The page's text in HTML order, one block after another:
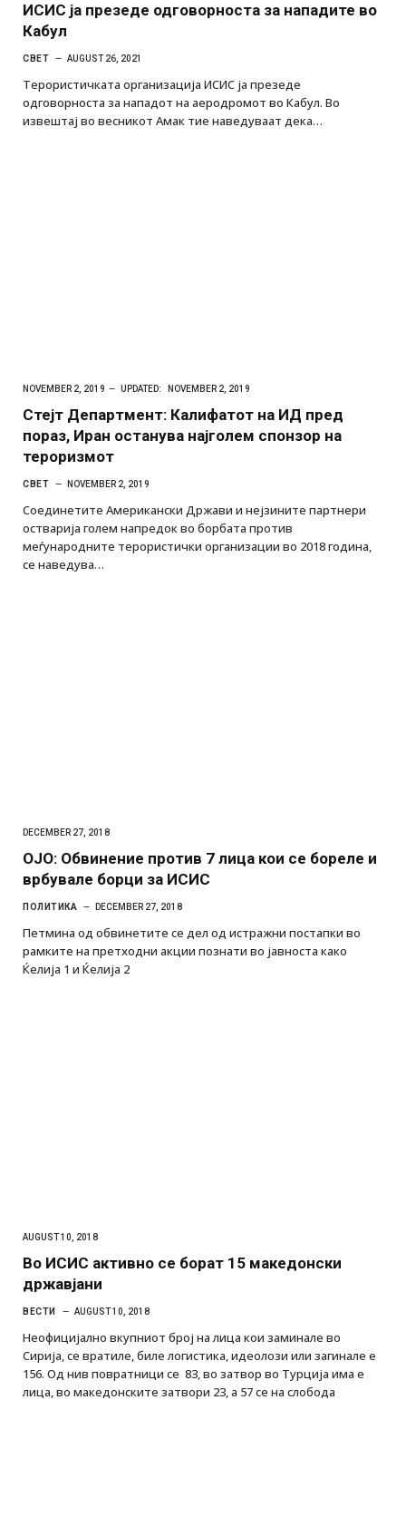
ИСИС ја презеде одговорноста за нападите во
Кабул
СВЕТ AUGUST 26, 2021
Терористичката организација ИСИС ја презеде
одговорноста за нападот на аеродромот во Кабул. Во
извештај во весникот Амак тие наведуваат дека…
NOVEMBER 2, 2019 UPDATED: NOVEMBER 2, 2019
Стејт Департмент: Калифатот на ИД пред
пораз, Иран останува најголем спонзор на
тероризмот
СВЕТ NOVEMBER 2, 2019
Соединетите Американски Држави и нејзините партнери
остварија голем напредок во борбата против
меѓународните терористички организации во 2018 година,
се наведува…
DECEMBER 27, 2018
ОЈО: Обвинение против 7 лица кои се бореле и
врбувале борци за ИСИС
ПОЛИТИКА DECEMBER 27, 2018
Петмина од обвинетите се дел од истражни постапки во
рамките на претходни акции познати во јавноста како
Ќелија 1 и Ќелија 2
AUGUST 10, 2018
Во ИСИС активно се борат 15 македонски
државјани
ВЕСТИ AUGUST 10, 2018
Неофицијално вкупниот број на лица кои заминале во
Сирија, се вратиле, биле логистика, идеолози или загинале е
156. Од нив повратници се 83, во затвор во Турција има е
лица, во македонските затвори 23, а 57 се на слобода